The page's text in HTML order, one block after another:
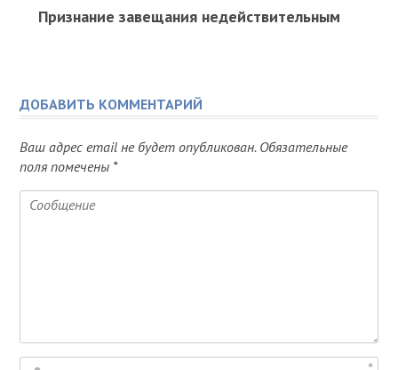
Признание завещания недействительным
ДОБАВИТЬ КОММЕНТАРИЙ
Ваш адрес email не будет опубликован.Обязательные
поля помечены *